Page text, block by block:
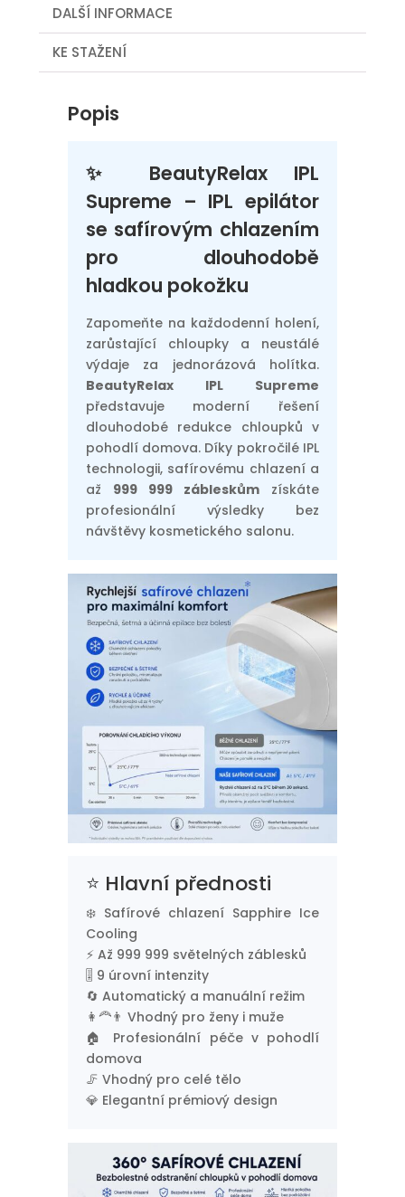
DALŠÍ INFORMACE
KE STAŽENÍ
Popis
✨ BeautyRelax IPL
Supreme – IPL epilátor
se safírovým chlazením
pro dlouhodobě
hladkou pokožku
Zapomeňte na každodenní holení,
zarůstající chloupky a neustálé
výdaje za jednorázová holítka.
BeautyRelax IPL Supreme
představuje moderní řešení
dlouhodobé redukce chloupků v
pohodlí domova. Díky pokročilé IPL
technologii, safírovému chlazení a
až 999 999 zábleskům získáte
profesionální výsledky bez
návštěvy kosmetického salonu.
⭐ Hlavní přednosti
❄️ Safírové chlazení Sapphire Ice
Cooling
⚡ Až 999 999 světelných záblesků
🎚️ 9 úrovní intenzity
🔄 Automatický a manuální režim
👩‍🦰👨 Vhodný pro ženy i muže
🏠 Profesionální péče v pohodlí
domova
🦵 Vhodný pro celé tělo
💎 Elegantní prémiový design